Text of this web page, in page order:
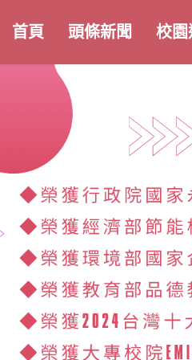
首頁 頭條新聞 校